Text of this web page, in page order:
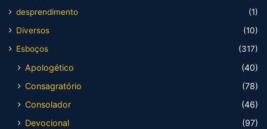
desprendimento
(1)
Diversos
(10)
Esboços
(317)
Apologético
(40)
Consagratório
(78)
Consolador
(46)
Devocional
(97)